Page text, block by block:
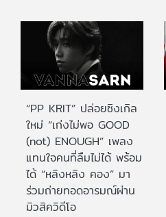
“PP KRIT” ปล่อยซิงเกิล
ใหม่ “เก่งไม่พอ GOOD
(not) ENOUGH” เพลง
แทนใจคนที่ลืมไม่ได้ พร้อม
ได้ “หลิงหลิง คอง” มา
ร่วมถ่ายทอดอารมณ์ผ่าน
มิวสิควิดีโอ